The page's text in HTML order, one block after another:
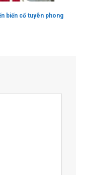
biến cố tuyên phong